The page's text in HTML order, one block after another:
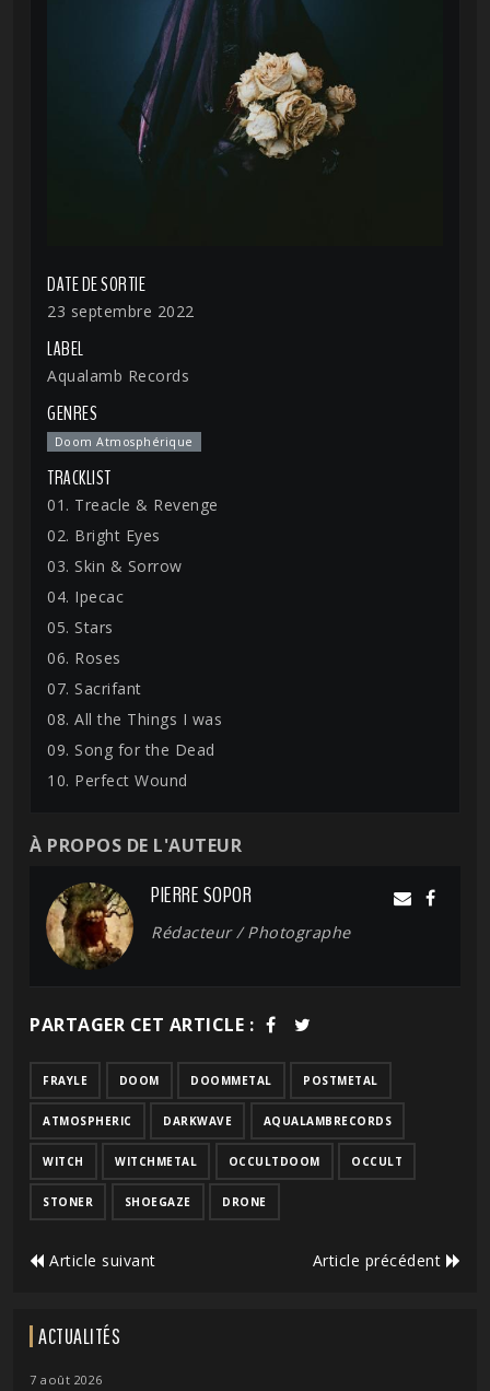
DATE DE SORTIE
23 septembre 2022
LABEL
Aqualamb Records
GENRES
Doom Atmosphérique
TRACKLIST
01. Treacle & Revenge
02. Bright Eyes
03. Skin & Sorrow
04. Ipecac
05. Stars
06. Roses
07. Sacrifant
08. All the Things I was
09. Song for the Dead
10. Perfect Wound
À PROPOS DE L'AUTEUR
PIERRE SOPOR
Rédacteur / Photographe
PARTAGER CET ARTICLE :
FRAYLE DOOM DOOMMETAL POSTMETAL
ATMOSPHERIC DARKWAVE AQUALAMBRECORDS
WITCH WITCHMETAL OCCULTDOOM OCCULT
STONER SHOEGAZE DRONE
Article suivant Article précédent
ACTUALITÉS
7 août 2026